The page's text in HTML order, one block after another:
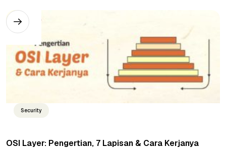
Security
OSI Layer: Pengertian, 7 Lapisan & Cara Kerjanya